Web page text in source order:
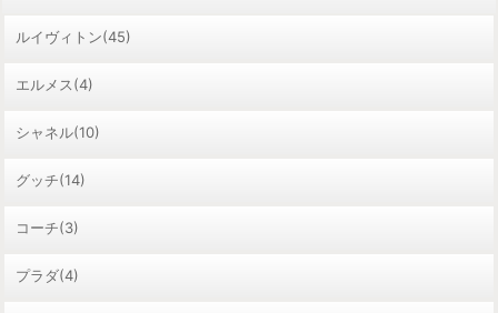
ルイヴィトン(45)
エルメス(4)
シャネル(10)
グッチ(14)
コーチ(3)
プラダ(4)